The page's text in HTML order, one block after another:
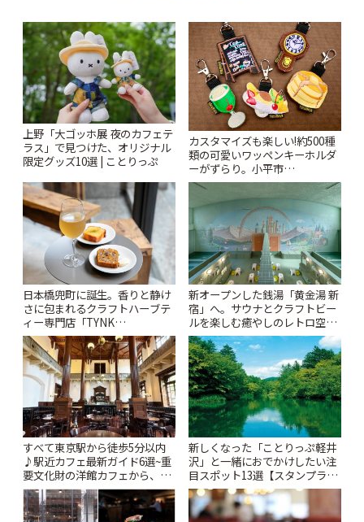
上野「大ゴッホ展 夜のカフェテ
ラス」で見つけた、オリジナル
限定グッズ10選 | ことりっぷ
カスタマイズも楽しい!約500種
類の可愛いワッペンキーホルダ
ーがずらり。小平市
「Kimamaya T&K」 | ことりっ
日本橋兜町に誕生。香りと静け
さに包まれるクラフトハーブテ
ィー専門店「TYNK
Kabutocho」 | ことりっぷ
新オープンした銭湯「黄金湯 新
宿」へ。サウナとクラフトビー
ルを楽しむ癒やしのレトロ空間
| ことりっぷ
すべて東京駅から徒歩5分以内
♪駅近カフェ最新ガイド6選~重
要文化財の洋館カフェから、改
札すぐのレトロ喫茶まで~ | こと
りっぷ
新しくなった「ことりっぷ軽井
沢」と一緒におでかけしたい注
目スポット13選【スタンプラリ
ー開催中】 | ことりっぷ